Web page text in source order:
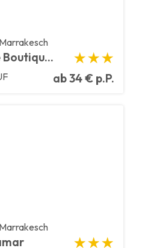
Riad Samir Privilege Boutique Hotel Spa ★★★
ab 34 € p.P.
★★★